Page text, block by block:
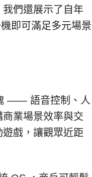
們還展示了自年
即可滿足多元場景
—— 語音控制、人
業場景效率與交
戲，讓觀眾近距